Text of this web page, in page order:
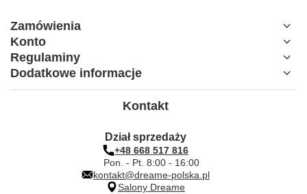
Zamówienia
Konto
Regulaminy
Dodatkowe informacje
Kontakt
Dział sprzedaży
+48 668 517 816
Pon. - Pt. 8:00 - 16:00
kontakt@dreame-polska.pl
Salony Dreame